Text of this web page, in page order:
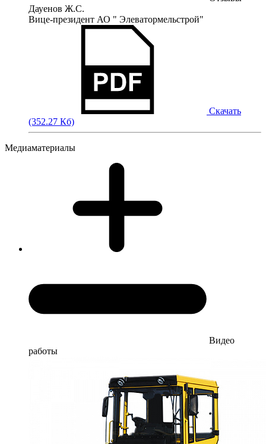
Дауенов Ж.С.
Вице-президент АО " Элеватормельстрой"
Скачать
(352.27 Кб)
Медиаматериалы
Видео
работы